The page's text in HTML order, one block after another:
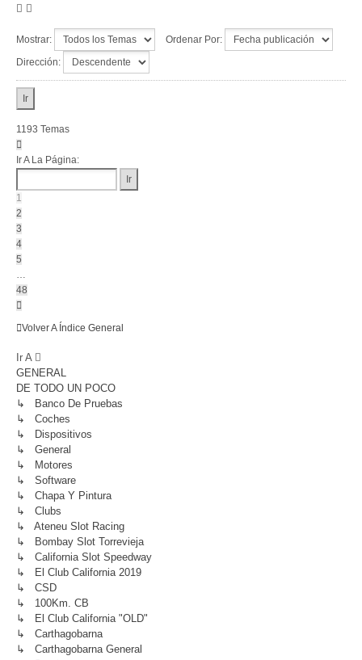
Mostrar:
Ordenar Por:
Dirección:
1193 Temas
1
48
Ir A La Página:
1
2
3
4
5
…
48
Volver A Índice General
Ir A
GENERAL
DE TODO UN POCO
↳ Banco De Pruebas
↳ Coches
↳ Dispositivos
↳ General
↳ Motores
↳ Software
↳ Chapa Y Pintura
↳ Clubs
↳ Ateneu Slot Racing
↳ Bombay Slot Torrevieja
↳ California Slot Speedway
↳ El Club California 2019
↳ CSD
↳ 100Km. CB
↳ El Club California "OLD"
↳ Carthagobarna
↳ Carthagobarna General